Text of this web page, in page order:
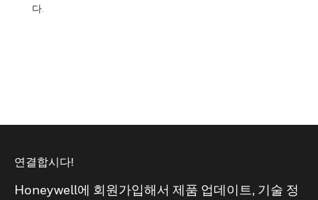
다.
연결합시다!
Honeywell에 회원가입해서 제품 업데이트, 기술 정